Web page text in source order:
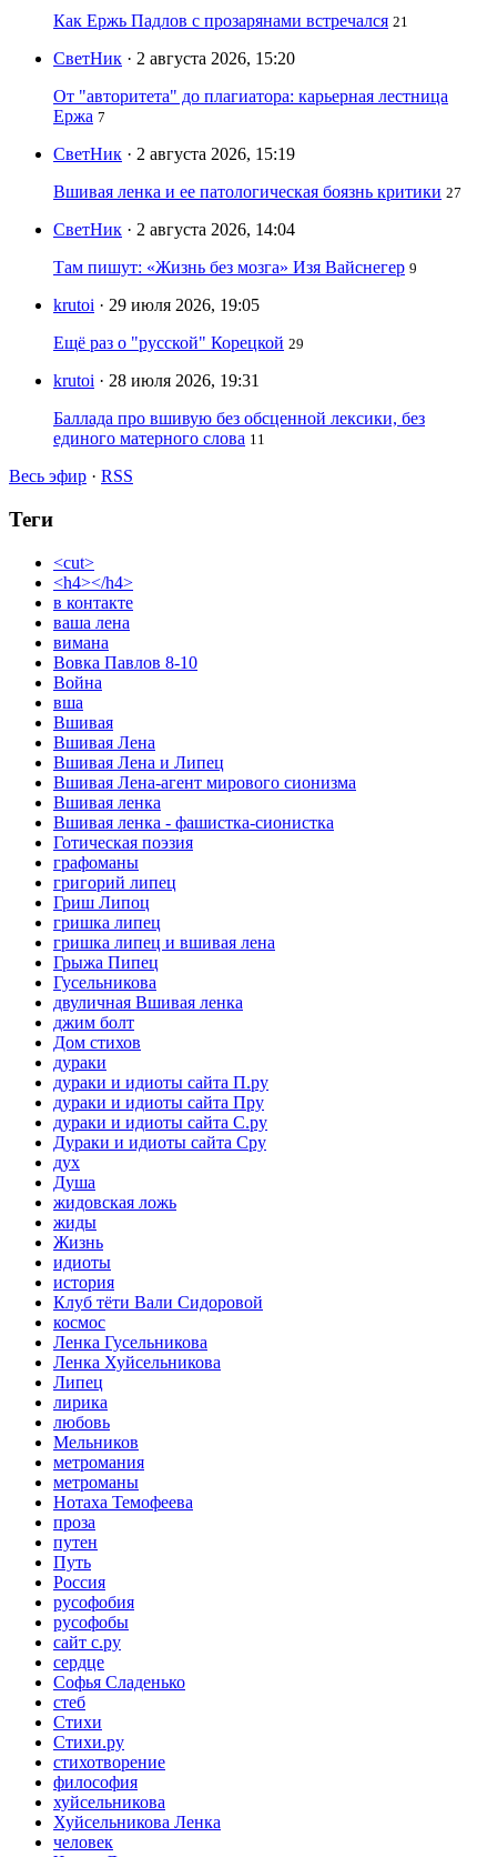
Как Ержь Падлов с прозарянами встречался 21
СветНик · 2 августа 2026, 15:20
От "авторитета" до плагиатора: карьерная лестница
Ержа 7
СветНик · 2 августа 2026, 15:19
Вшивая ленка и ее патологическая боязнь критики 27
СветНик · 2 августа 2026, 14:04
Там пишут: «Жизнь без мозга» Изя Вайснегер 9
krutoi · 29 июля 2026, 19:05
Ещё раз о "русской" Корецкой 29
krutoi · 28 июля 2026, 19:31
Баллада про вшивую без обсценной лексики, без
единого матерного слова 11
Весь эфир · RSS
Теги
<cut>
<h4></h4>
в контакте
ваша лена
вимана
Вовка Павлов 8-10
Война
вша
Вшивая
Вшивая Лена
Вшивая Лена и Липец
Вшивая Лена-агент мирового сионизма
Вшивая ленка
Вшивая ленка - фашистка-сионистка
Готическая поэзия
графоманы
григорий липец
Гриш Липоц
гришка липец
гришка липец и вшивая лена
Грыжа Пипец
Гусельникова
двуличная Вшивая ленка
джим болт
Дом стихов
дураки
дураки и идиоты сайта П.ру
дураки и идиоты сайта Пру
дураки и идиоты сайта С.ру
Дураки и идиоты сайта Сру
дух
Душа
жидовская ложь
жиды
Жизнь
идиоты
история
Клуб тёти Вали Сидоровой
космос
Ленка Гусельникова
Ленка Хуйсельникова
Липец
лирика
любовь
Мельников
метромания
метроманы
Нотаха Темофеева
проза
путен
Путь
Россия
русофобия
русофобы
сайт с.ру
сердце
Софья Сладенько
стеб
Стихи
Стихи.ру
стихотворение
философия
хуйсельникова
Хуйсельникова Ленка
человек